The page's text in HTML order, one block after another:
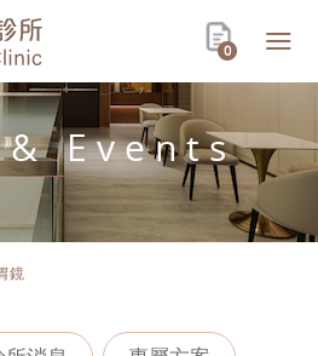
0
& Events
鏡